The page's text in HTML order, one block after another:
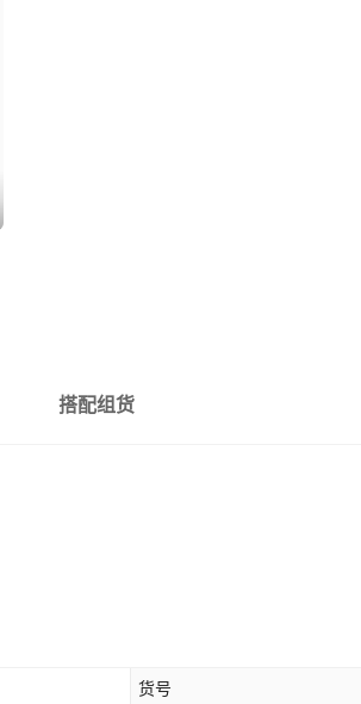
搭配组货
货号